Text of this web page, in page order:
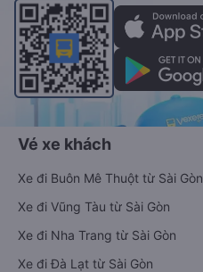
Vé xe khách
Xe đi Buôn Mê Thuột từ Sài Gòn
Xe đi Vũng Tàu từ Sài Gòn
Xe đi Nha Trang từ Sài Gòn
Xe đi Đà Lạt từ Sài Gòn